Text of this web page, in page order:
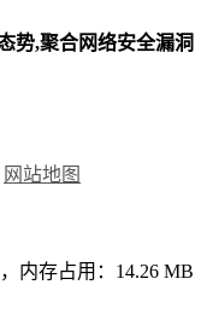
势,聚合网络安全漏洞
网站地图
内存占用：14.26 MB